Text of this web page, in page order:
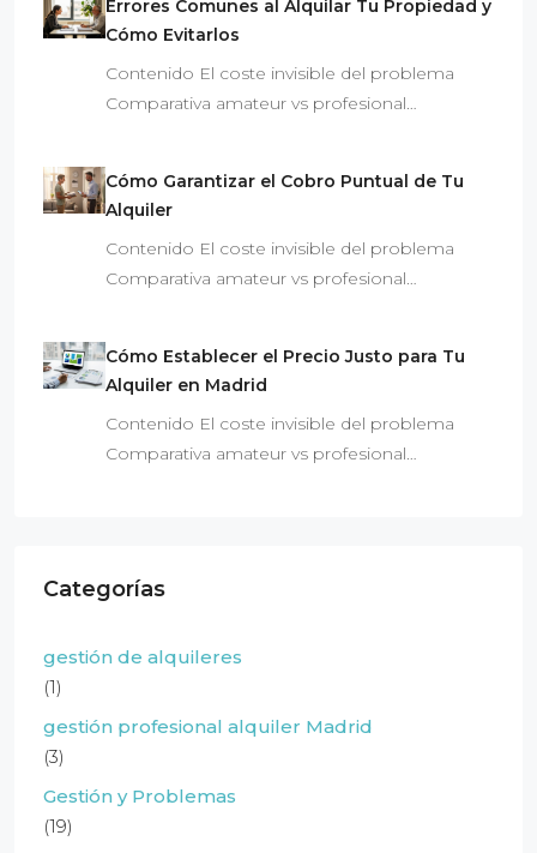
Errores Comunes al Alquilar Tu Propiedad y
Cómo Evitarlos
Contenido El coste invisible del problema
Comparativa amateur vs profesional…
Cómo Garantizar el Cobro Puntual de Tu
Alquiler
Contenido El coste invisible del problema
Comparativa amateur vs profesional…
Cómo Establecer el Precio Justo para Tu
Alquiler en Madrid
Contenido El coste invisible del problema
Comparativa amateur vs profesional…
Categorías
gestión de alquileres
(1)
gestión profesional alquiler Madrid
(3)
Gestión y Problemas
(19)